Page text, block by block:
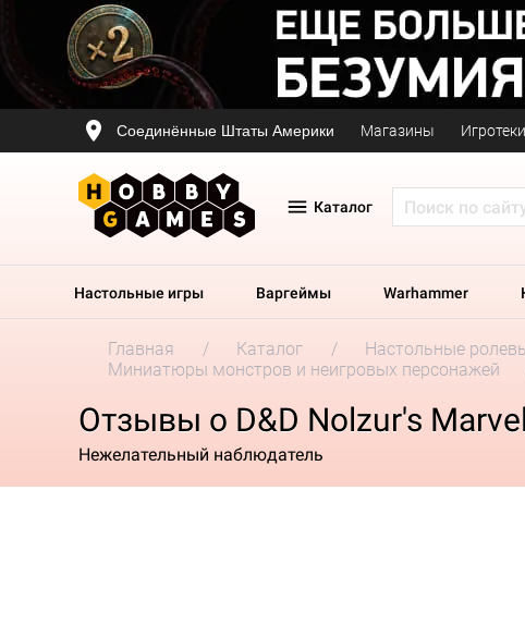
Соединённые Штаты Америки Магазины Игротеки
Каталог
Настольные игры Варгеймы Warhammer
Главная Каталог Настольные
Миниатюры монстров и неигровых персонажей
Отзывы о D&D Nolzur's
Нежелательный наблюдатель